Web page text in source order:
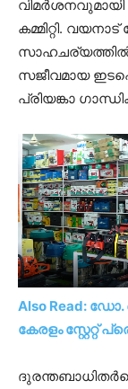
കമ്മിറ്റി.
സാഹചര്യത്തിൽ
സജീവമായ
പ്രിയങ്കാ
Also Read:
കേരളം സ്റ്റേറ്റ്